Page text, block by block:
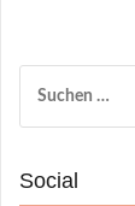
nach:
Social